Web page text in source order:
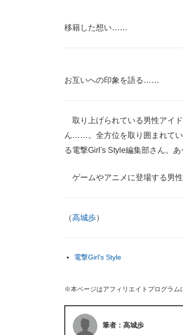
移籍した想い……
お互いへの印象を語る……
取り上げられている男性アイ
ん……。全方位を取り囲まれてい
る電撃Girl's Style編集部さん。
ゲームやアニメに登場する男
（高城歩）
電撃Girl's Style
※本ページはアフィリエイトプログラム
筆者：高城歩